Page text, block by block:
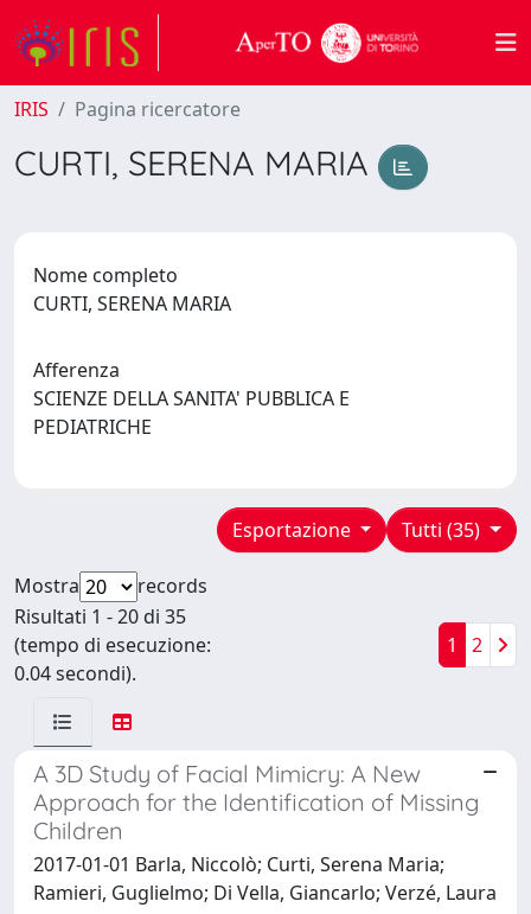
IRIS Pagina ricercatore
CURTI, SERENA MARIA
Nome completo
CURTI, SERENA MARIA
Afferenza
SCIENZE DELLA SANITA' PUBBLICA E
PEDIATRICHE
Tutti (35)
Esportazione
Mostra
records
Risultati 1 - 20 di 35
(tempo di esecuzione:
0.04 secondi).
1 2
A 3D Study of Facial Mimicry: A New
Approach for the Identification of Missing
Children
2017-01-01 Barla, Niccolò; Curti, Serena Maria;
Ramieri, Guglielmo; Di Vella, Giancarlo; Verzé, Laura